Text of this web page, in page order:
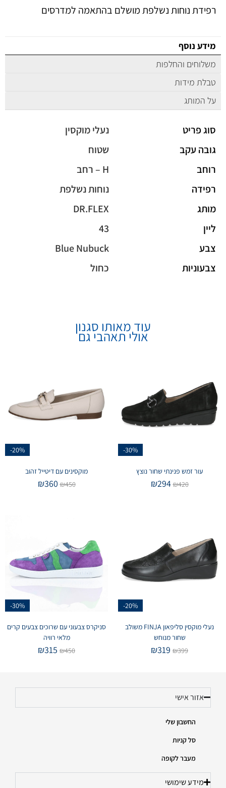
רפידת נוחות נשלפת מושלם בהתאמה למדרסים
מידע נוסף
משלוחים והחלפות
טבלת מידות
על המותג
סוג פריט
נעלי מוקסין
גובה עקב
שטוח
רוחב
H – רחב
רפידה
נוחות נשלפת
מותג
DR.FLEX
ליין
43
צבע
Blue Nubuck
צבעוניות
כחול
עוד מאותו סגנון
אולי תאהבי גם
-30%
עור זמש פנינתי שחור נוצץ
₪420
₪294
-20%
מוקסינים עם דיטייל זהוב
₪450
₪360
-20%
נעלי מוקסין סליפאון FINJA משולב
שחור מנוחש
₪399
₪319
-30%
סניקרס צבעוני עם שרוכים צבעים קרים
מלאי רוויה
₪450
₪315
אזור אישי
החשבון שלי
סל קניות
מעבר לקופה
מידע שימושי